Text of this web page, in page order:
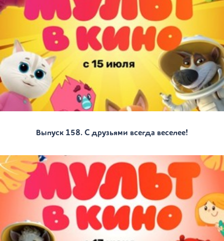
Выпуск 158. С друзьями всегда веселее!